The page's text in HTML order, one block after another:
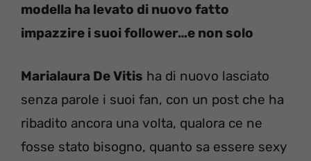
modella ha levato di nuovo fatto
impazzire i suoi follower…e non solo
Marialaura De Vitis ha di nuovo lasciato
senza parole i suoi fan, con un post che ha
ribadito ancora una volta, qualora ce ne
fosse stato bisogno, quanto sa essere sexy